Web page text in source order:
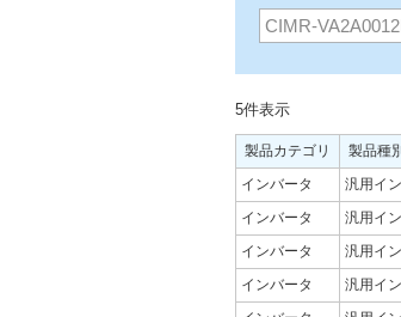
5件表示
製品カテゴリ 製品種別
インバータ
汎用イ
インバータ
汎用イ
インバータ
汎用イ
インバータ
汎用イ